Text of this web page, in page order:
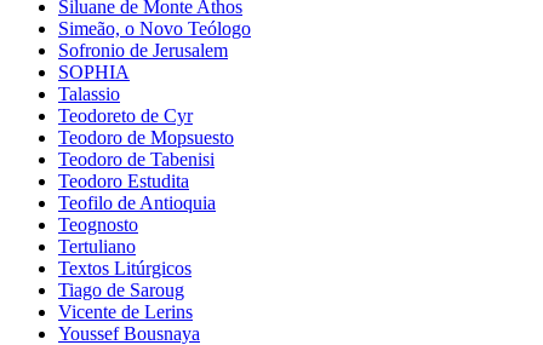
Siluane de Monte Athos
Simeão, o Novo Teólogo
Sofronio de Jerusalem
SOPHIA
Talassio
Teodoreto de Cyr
Teodoro de Mopsuesto
Teodoro de Tabenisi
Teodoro Estudita
Teofilo de Antioquia
Teognosto
Tertuliano
Textos Litúrgicos
Tiago de Saroug
Vicente de Lerins
Youssef Bousnaya